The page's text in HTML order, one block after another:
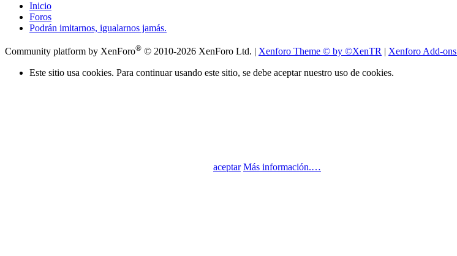
Inicio
Foros
Podrán imitarnos, igualarnos jamás.
Community platform by XenForo® © 2010-2026 XenForo Ltd. Xenforo Theme © by ©XenTR Xenforo Add-ons
Este sitio usa cookies. Para continuar usando este sitio, se debe aceptar nuestro uso de cookies.
aceptar Más información.…